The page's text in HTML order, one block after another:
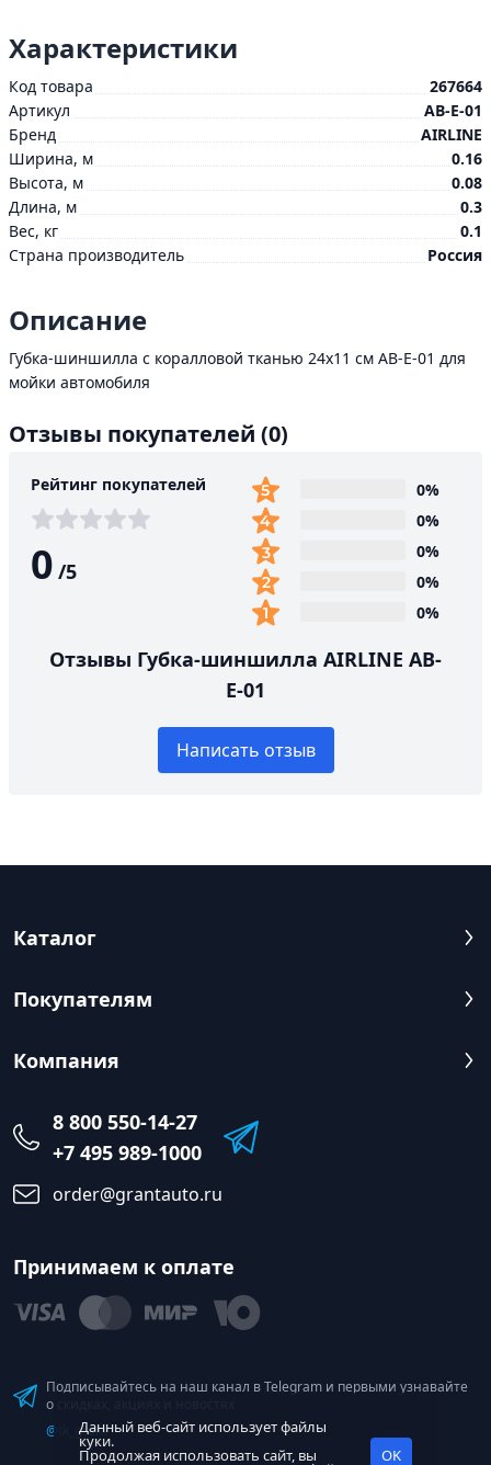
Характеристики
Код товара
267664
Артикул
АВ-Е-01
Бренд
AIRLINE
Ширина, м
0.16
Высота, м
0.08
Длина, м
0.3
Вес, кг
0.1
Страна производитель
Россия
Описание
Губка-шиншилла с коралловой тканью 24х11 см АВ-Е-01 для
мойки автомобиля
Отзывы покупателей (0)
Рейтинг покупателей
0 /5
0%
0%
0%
0%
0%
Отзывы Губка-шиншилла AIRLINE АВ-
Е-01
Написать отзыв
Каталог
Покупателям
Компания
8 800 550-14-27
+7 495 989-1000
order@grantauto.ru
Принимаем к оплате
Подписывайтесь на наш канал в Telegram и первыми узнавайте
о скидках, акциях и новостях
@tk_grantДанный веб-сайт использует файлы
куки.
Продолжая использовать сайт, вы OK